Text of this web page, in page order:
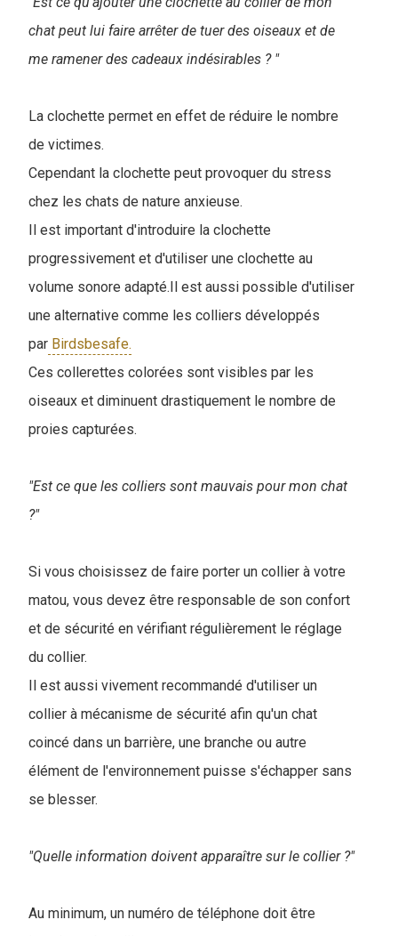
chat peut lui faire arrêter de tuer des oiseaux et de
me ramener des cadeaux indésirables ? "
La clochette permet en effet de réduire le nombre
de victimes.
Cependant la clochette peut provoquer du stress
chez les chats de nature anxieuse.
Il est important d'introduire la clochette
progressivement et d'utiliser une clochette au
volume sonore adapté.Il est aussi possible d'utiliser
une alternative comme les colliers développés
par Birdsbesafe.
Ces collerettes colorées sont visibles par les
oiseaux et diminuent drastiquement le nombre de
proies capturées.
"Est ce que les colliers sont mauvais pour mon chat
?"
Si vous choisissez de faire porter un collier à votre
matou, vous devez être responsable de son confort
et de sécurité en vérifiant régulièrement le réglage
du collier.
Il est aussi vivement recommandé d'utiliser un
collier à mécanisme de sécurité afin qu'un chat
coincé dans un barrière, une branche ou autre
élément de l'environnement puisse s'échapper sans
se blesser.
"Quelle information doivent apparaître sur le collier ?"
Au minimum, un numéro de téléphone doit être